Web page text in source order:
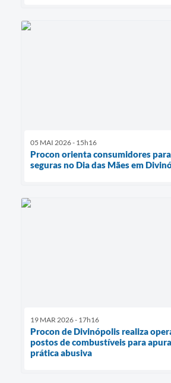
05 MAI 2026 - 15h16
Procon orienta consumidores
seguras no Dia das Mães em
19 MAR 2026 - 17h16
Procon de Divinópolis realiza
postos de combustíveis para
prática abusiva